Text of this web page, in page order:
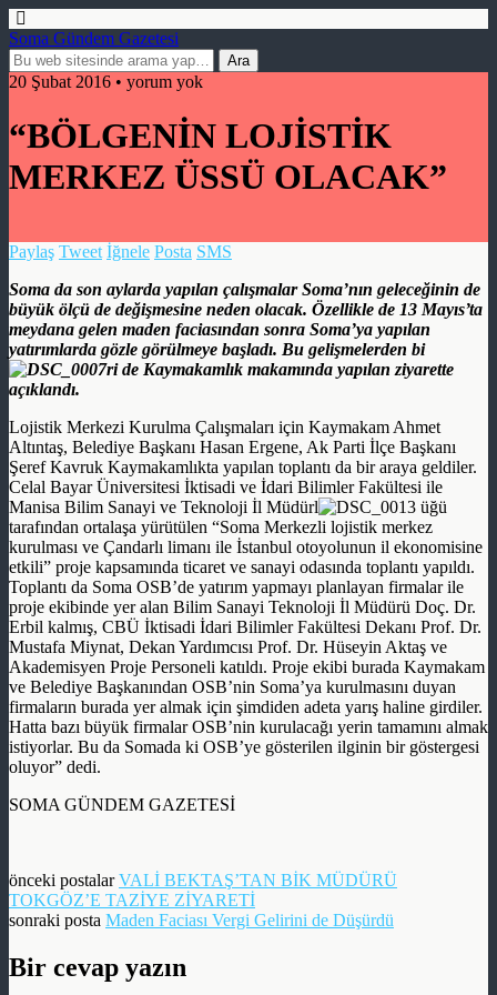
Soma Gündem Gazetesi
20 Şubat 2016 • yorum yok
“BÖLGENİN LOJİSTİK
MERKEZ ÜSSÜ OLACAK”
Paylaş Tweet İğnele Posta SMS
Soma da son aylarda yapılan çalışmalar Soma’nın geleceğinin de
büyük ölçü de değişmesine neden olacak. Özellikle de 13 Mayıs’ta
meydana gelen maden faciasından sonra Soma’ya yapılan
yatırımlarda gözle görülmeye başladı. Bu gelişmelerden bi
ri de Kaymakamlık makamında yapılan ziyarette
açıklandı.
Lojistik Merkezi Kurulma Çalışmaları için Kaymakam Ahmet
Altıntaş, Belediye Başkanı Hasan Ergene, Ak Parti İlçe Başkanı
Şeref Kavruk Kaymakamlıkta yapılan toplantı da bir araya geldiler.
Celal Bayar Üniversitesi İktisadi ve İdari Bilimler Fakültesi ile
Manisa Bilim Sanayi ve Teknoloji İl Müdürl
üğü
tarafından ortalaşa yürütülen “Soma Merkezli lojistik merkez
kurulması ve Çandarlı limanı ile İstanbul otoyolunun il ekonomisine
etkili” proje kapsamında ticaret ve sanayi odasında toplantı yapıldı.
Toplantı da Soma OSB’de yatırım yapmayı planlayan firmalar ile
proje ekibinde yer alan Bilim Sanayi Teknoloji İl Müdürü Doç. Dr.
Erbil kalmış, CBÜ İktisadi İdari Bilimler Fakültesi Dekanı Prof. Dr.
Mustafa Miynat, Dekan Yardımcısı Prof. Dr. Hüseyin Aktaş ve
Akademisyen Proje Personeli katıldı. Proje ekibi burada Kaymakam
ve Belediye Başkanından OSB’nin Soma’ya kurulmasını duyan
firmaların burada yer almak için şimdiden adeta yarış haline girdiler.
Hatta bazı büyük firmalar OSB’nin kurulacağı yerin tamamını almak
istiyorlar. Bu da Somada ki OSB’ye gösterilen ilginin bir göstergesi
oluyor” dedi.
SOMA GÜNDEM GAZETESİ
önceki postalarVALİ BEKTAŞ’TAN BİK MÜDÜRÜ
TOKGÖZ’E TAZİYE ZİYARETİ
sonraki posta
Bir cevap yazın